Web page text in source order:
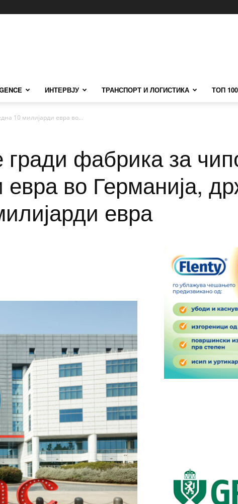
ИНТЕРВЈУ ТРАНСПОРТ И ЛОГИСТИКА ТОП
10 милијарди евра во...
гради фабрика за
во Германија,
евра